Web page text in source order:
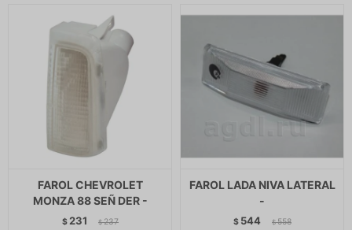
FAROL CHEVROLET
MONZA 88 SEÑ DER -
$ 231 $ 237
FAROL LADA NIVA LATERAL
-
$ 544 $ 558